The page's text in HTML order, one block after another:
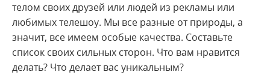
телом своих друзей или людей из рекламы или
любимых телешоу. Мы все разные от природы, а
значит, все имеем особые качества. Составьте
список своих сильных сторон. Что вам нравится
делать? Что делает вас уникальным?